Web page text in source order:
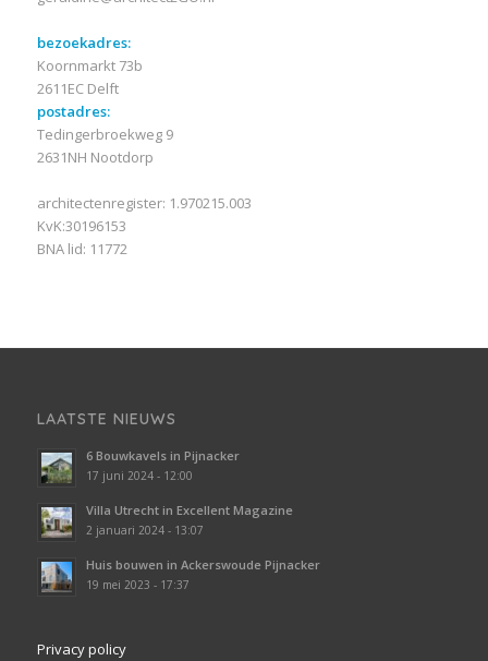
bezoekadres:
Koornmarkt 73b
2611EC Delft
postadres:
Tedingerbroekweg 9
2631NH Nootdorp
architectenregister: 1.970215.003
KvK:30196153
BNA lid: 11772
LAATSTE NIEUWS
6 Bouwkavels in Pijnacker
17 juni 2024 - 12:00
Villa Utrecht in Excellent Magazine
2 januari 2024 - 13:07
Huis bouwen in Ackerswoude Pijnacker
19 mei 2023 - 17:37
Privacy policy